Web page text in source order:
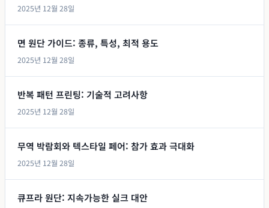
2025년 12월 28일
면 원단 가이드: 종류, 특성, 최적 용도
2025년 12월 28일
반복 패턴 프린팅: 기술적 고려사항
2025년 12월 28일
무역 박람회와 텍스타일 페어: 참가 효과 극대화
2025년 12월 28일
큐프라 원단: 지속가능한 실크 대안